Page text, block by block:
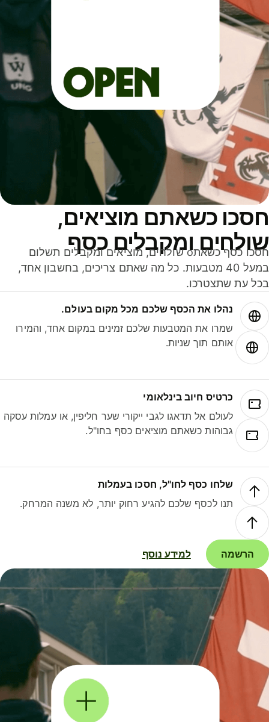
כשאתם מוציאים,
ומקבלים כסף
חסכו כסף כשאתo שולחים, מוציאים ומקבלים תשלום
במעל 40 מטבעות. כל מה שאתם צריכים, בחשבון אחד,
עת שתצטרכו.
נהלו את הכסף שלכם מכל מקום בעולם.
שמרו את המטבעות שלכם זמינים במקום אחד, והמירו
אותם תוך שניות.
כרטיס חיוב בינלאומי
לעולם אל תדאגו לגבי ייקורי שער חליפין, או עמלות עסקה
גבוהות כשאתם מוציאים כסף בחו"ל.
שלחו כסף לחו"ל, חסכו בעמלות
תנו לכסף שלכם להגיע רחוק יותר, לא משנה המרחק.
הרשמה למידע נוסף